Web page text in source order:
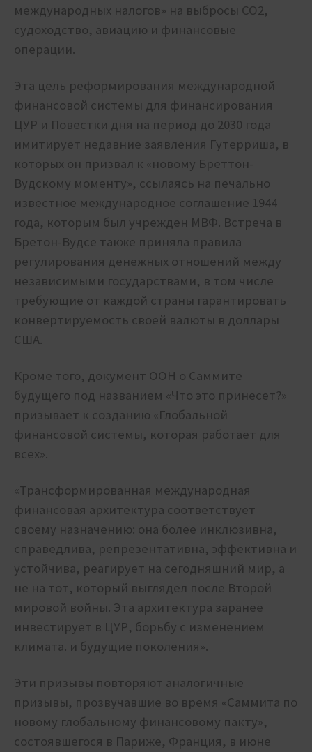
международных налогов» на выбросы CO2,
судоходство, авиацию и финансовые
операции.
Эта цель реформирования международной
финансовой системы для финансирования
ЦУР и Повестки дня на период до 2030 года
имитирует недавние заявления Гутерриша, в
которых он призвал к «новому Бреттон-
Вудскому моменту», ссылаясь на печально
известное международное соглашение 1944
года, которым был учрежден МВФ. Встреча в
Бретон-Вудсе также приняла правила
регулирования денежных отношений между
независимыми государствами, в том числе
требующие от каждой страны гарантировать
конвертируемость своей валюты в доллары
США.
Кроме того, документ ООН о Саммите
будущего под названием «Что это принесет?»
призывает к созданию «Глобальной
финансовой системы, которая работает для
всех».
«Трансформированная международная
финансовая архитектура соответствует
своему назначению: она более инклюзивна,
справедлива, репрезентативна, эффективна и
устойчива, реагирует на сегодняшний мир, а
не на тот, который выглядел после Второй
мировой войны. Эта архитектура заранее
инвестирует в ЦУР, борьбу с изменением
климата. и будущие поколения».
Эти призывы повторяют аналогичные
призывы, прозвучавшие во время «Саммита по
новому глобальному финансовому пакту»,
состоявшегося в Париже, Франция, в июне